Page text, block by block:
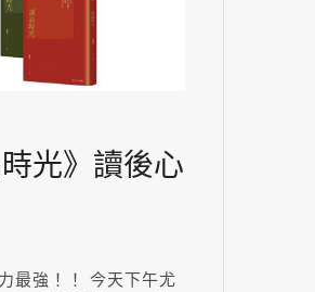
時光》讀後心
最強！！ 今天下午尤